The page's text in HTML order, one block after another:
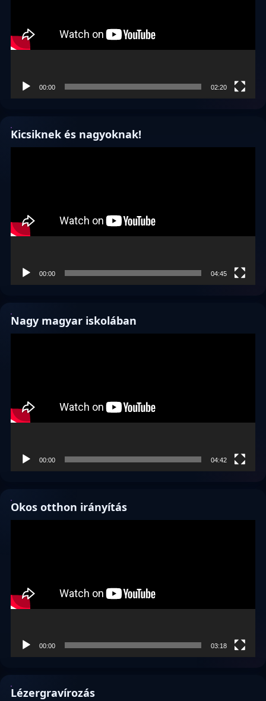
00:00 02:20
Kicsiknek és nagyoknak!
00:00 04:45
Nagy magyar iskolában
00:00 04:42
Okos otthon irányítás
00:00 03:18
Lézergravírozás